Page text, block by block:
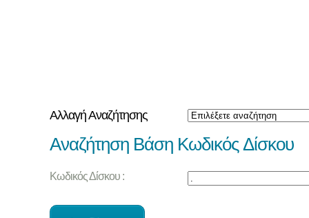
Αλλαγή Αναζήτησης
Αναζήτηση Βάση Κωδικός Δίσκου
Κωδικός Δίσκου :